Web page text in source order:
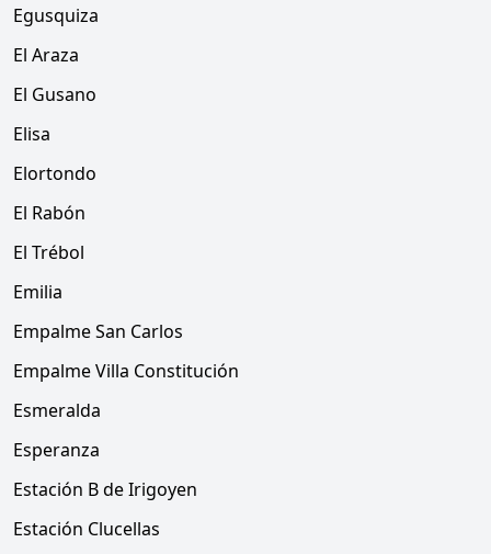
Egusquiza
El Araza
El Gusano
Elisa
Elortondo
El Rabón
El Trébol
Emilia
Empalme San Carlos
Empalme Villa Constitución
Esmeralda
Esperanza
Estación B de Irigoyen
Estación Clucellas